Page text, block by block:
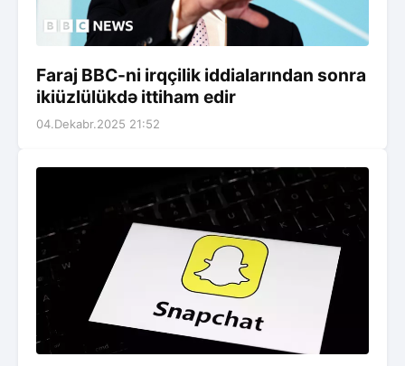
Faraj BBC-ni irqçilik iddialarından sonra
ikiüzlülükdə ittiham edir
04.Dekabr.2025 21:52